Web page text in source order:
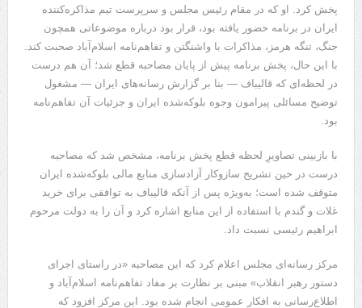
پخش کرد. او که در مقام رئیس مجلس و سرپرست تیم مذاکره‌کننده
ایران در برنامه حضور یافته بود، قرار بود درباره موضوعاتی همچون
جنگ، تنگه هرمز، مذاکرات با واشنگتن و تفاهم‌نامه اسلام‌آباد صحبت کند.
با این حال، پخش برنامه پیش از پایان مصاحبه قطع شد؛ آن هم درست
در لحظه‌ای که قالیباف — بنا بر گزارش رسانه‌های ایران — مشغول
توضیح مسائلی پیرامون وجوه بلوکه‌شده ایران و جزئیات آن تفاهم‌نامه
بود.
با بازبینی تصاویرِ لحظه قطع پخش برنامه، مشخص شد که مصاحبه
درست در حین تشریح سازوکار آزادسازی منابع مالی بلوکه‌شده ایران
متوقف شده است؛ به‌ویژه پس از آنکه قالیباف به توافقی برای خرید
غلات و گندم با استفاده از این منابع اشاره کرد و آن را به دولت مرحوم
ابراهیم رئیسی نسبت داد.
مرکز رسانه‌ای مجلس اعلام کرد که این مصاحبه «در راستای اجرای
دستور رهبر انقلاب» مبنی بر نظارت بر مفاد تفاهم‌نامه اسلام‌آباد و
اطلاع‌رسانی به افکار عمومی انجام شده بود. این مرکز افزود که